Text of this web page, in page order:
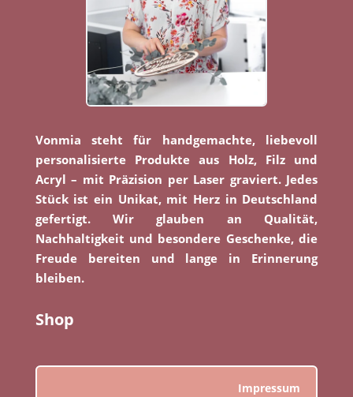
Vonmia steht für handgemachte, liebevoll
personalisierte Produkte aus Holz, Filz und
Acryl – mit Präzision per Laser graviert. Jedes
Stück ist ein Unikat, mit Herz in Deutschland
gefertigt. Wir glauben an Qualität,
Nachhaltigkeit und besondere Geschenke, die
Freude bereiten und lange in Erinnerung
bleiben.
Shop
Impressum